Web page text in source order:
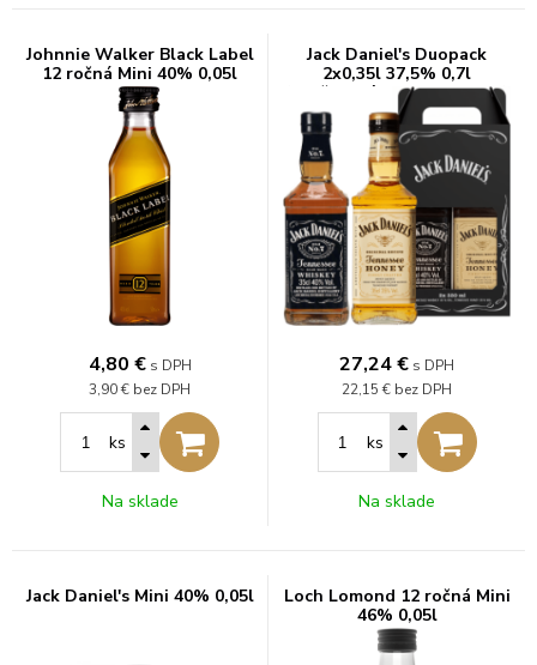
Johnnie Walker Black Label
12 ročná Mini 40% 0,05l
4,80 € s DPH
3,90 € bez DPH
ks
Na sklade
Jack Daniel's Duopack
2x0,35l 37,5% 0,7l
(darčekové balenie kazeta)
27,24€ s DPH
22,15 € bez DPH
ks
Na sklade
Jack Daniel's Mini 40% 0,05l
Loch Lomond 12 ročná Mini
46% 0,05l